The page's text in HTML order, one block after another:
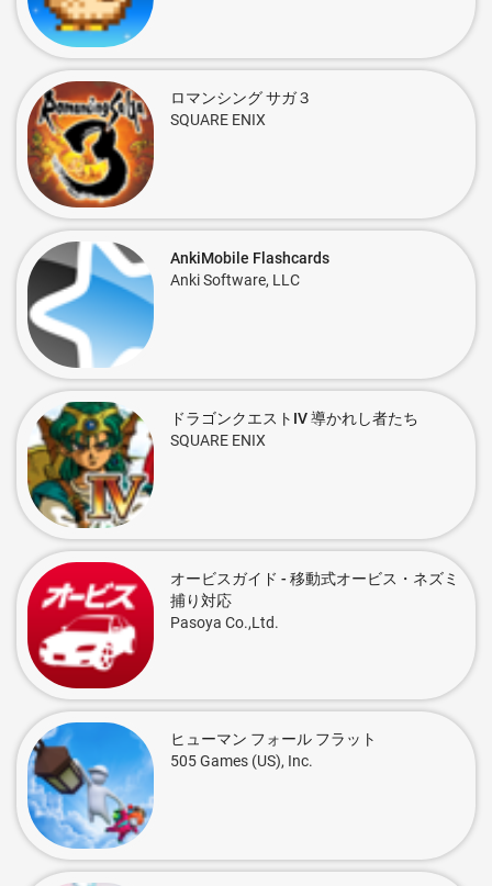
ロマンシング サガ３
SQUARE ENIX
AnkiMobile Flashcards
Anki Software, LLC
ドラゴンクエストIV 導かれし者たち
SQUARE ENIX
オービスガイド - 移動式オービス・ネズミ
捕り対応
Pasoya Co.,Ltd.
ヒューマン フォール フラット
505 Games (US), Inc.